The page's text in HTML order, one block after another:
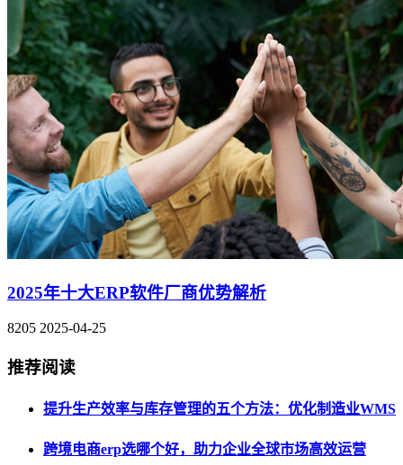
2025年十大ERP软件厂商优势解析
8205 2025-04-25
推荐阅读
提升生产效率与库存管理的五个方法：优化制造业WMS
跨境电商erp选哪个好，助力企业全球市场高效运营